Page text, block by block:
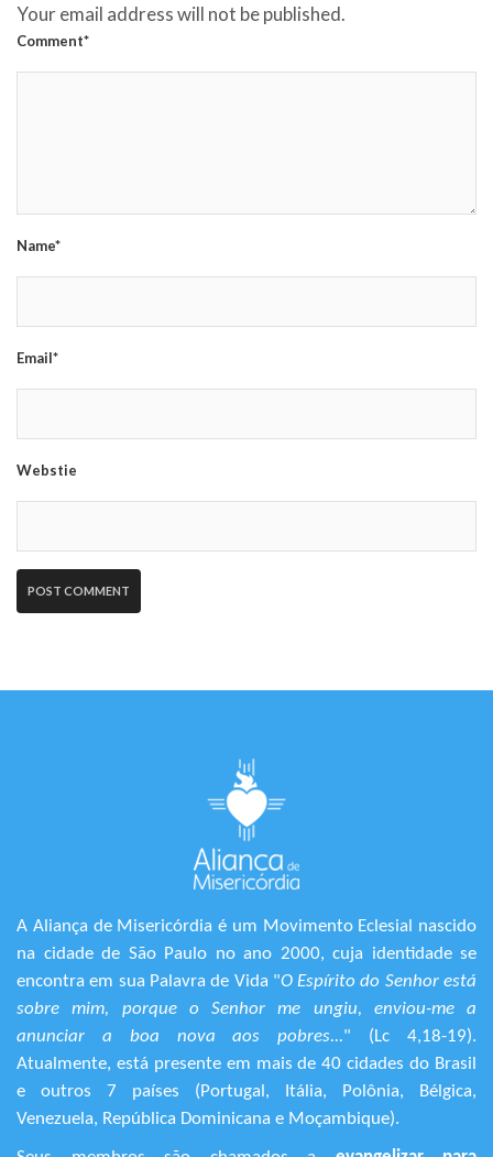
Your email address will not be published.
Comment*
Name*
Email*
Webstie
A Aliança de Misericórdia é um Movimento Eclesial nascido
na cidade de São Paulo no ano 2000, cuja identidade se
encontra em sua Palavra de Vida "O Espírito do Senhor está
sobre mim, porque o Senhor me ungiu, enviou-me a
anunciar a boa nova aos pobres..." (Lc 4,18-19).
Atualmente, está presente em mais de 40 cidades do Brasil
e outros 7 países (Portugal, Itália, Polônia, Bélgica,
Venezuela, República Dominicana e Moçambique).